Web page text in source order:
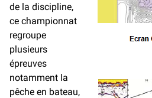
de la discipline,
ce championnat
regroupe
plusieurs
épreuves
notamment la
pêche en bateau,